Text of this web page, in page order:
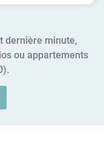
dernière minute,
ou appartements